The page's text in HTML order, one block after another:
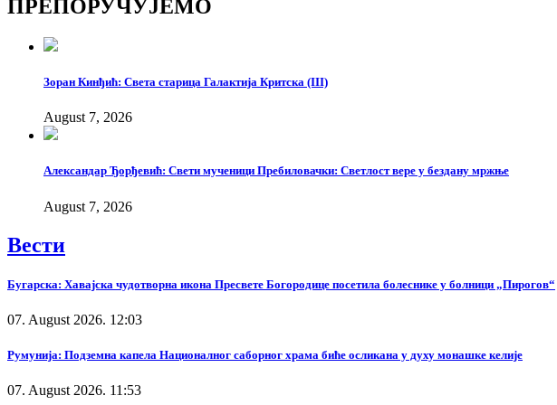
ПРЕПОРУЧУЈЕМО
Зоран Кинђић: Света старица Галактија Критска (III)
August 7, 2026
Александар Ђорђевић: Свети мученици Пребиловачки: Светлост вере у бездану мржње
August 7, 2026
Вести
Бугарска: Хавајска чудотворна икона Пресвете Богородице посетила болеснике у болници „Пирогов“
07. August 2026. 12:03
Румунија: Подземна капела Националног саборног храма биће осликана у духу монашке келије
07. August 2026. 11:53